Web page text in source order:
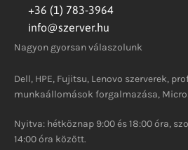
+36 (1) 783-3964
info@szerver.hu
Nagyon gyorsan válaszolunk
Dell, HPE, Fujitsu, Lenovo szerverek,
munkaállomások forgalmazása,
Nyitva: hétköznap 9:00 és 18:00 óra,
14:00 óra között.